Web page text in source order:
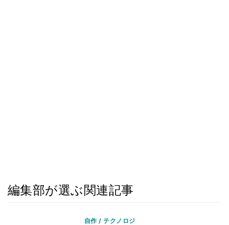
編集部が選ぶ関連記事
自作 / テクノロジ